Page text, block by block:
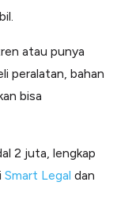
atau punya
peralatan, bahan
bisa
2 juta, lengkap
Smart Legal dan